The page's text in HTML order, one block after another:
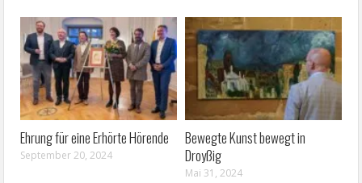
Ehrung für eine Erhörte Hörende
September 20, 2024
Bewegte Kunst bewegt in
Droyßig
Mai 31, 2024